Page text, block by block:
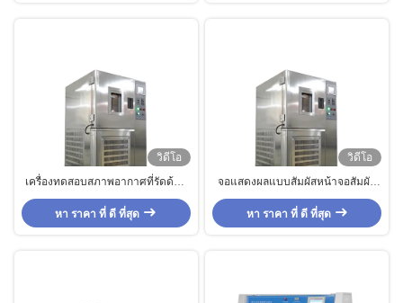
วิดีโอ
เครื่องทดสอบสภาพอากาศที่รัดด้วย
ยาง, ห้องสแตนเลสสตีลโอโซน
ทดสอบ
หา ราคา ที่ ดี ที่สุด
วิดีโอ
จอแสดงผลแบบสัมผัสหน้าจอสัมผัส
โอโซนยางโอโซนเร่งทดสอบสภาพ
อากาศ
หา ราคา ที่ ดี ที่สุด